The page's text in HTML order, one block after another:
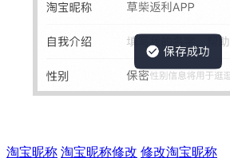
淘宝昵称 淘宝昵称修改 修改淘宝昵称